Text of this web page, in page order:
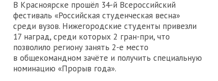
В Красноярске прошёл 34-й Всероссийский
фестиваль «Российская студенческая весна»
среди вузов. Нижегородские студенты привезли
17 наград, среди которых 2 гран-при, что
позволило региону занять 2-е место
в общекомандном зачёте и получить специальную
номинацию «Прорыв года».